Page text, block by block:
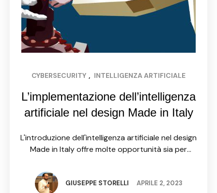
CYBERSECURITY , INTELLIGENZA ARTIFICIALE
L’implementazione dell’intelligenza
artificiale nel design Made in Italy
L'introduzione dell'intelligenza artificiale nel design
Made in Italy offre molte opportunità sia per
prodotti di alta qualità e innovativi. L'AI può essere
utilizzata in diverse …
GIUSEPPE STORELLI APRILE 2, 2023